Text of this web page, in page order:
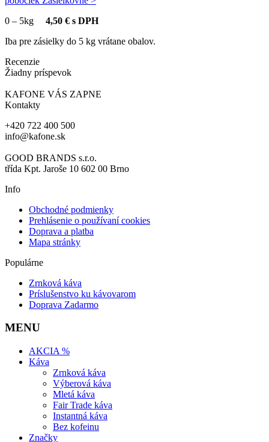
0 – 5kg 4,50 € s DPH
Iba pre zásielky do 5 kg vrátane obalov.
Recenzie
Žiadny príspevok
KAFONE VÁS ZAPNE
Kontakty
+420 722 400 500
info@kafone.sk
GOOD BRANDS s.r.o.
třída Kpt. Jaroše 10 602 00 Brno
Info
Obchodné podmienky
Prehlásenie o používaní cookies
Doprava a platba
Mapa stránky
Populárne
Zrnková káva
Príslušenstvo ku kávovarom
Doprava Zadarmo
MENU
AKCIA %
Káva
Zrnková káva
Výberová káva
Mletá káva
Fair Trade káva
Instantná káva
Bez kofeinu
Značky